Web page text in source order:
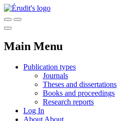
Main Menu
Publication types
Journals
Theses and dissertations
Books and proceedings
Research reports
Log In
About About